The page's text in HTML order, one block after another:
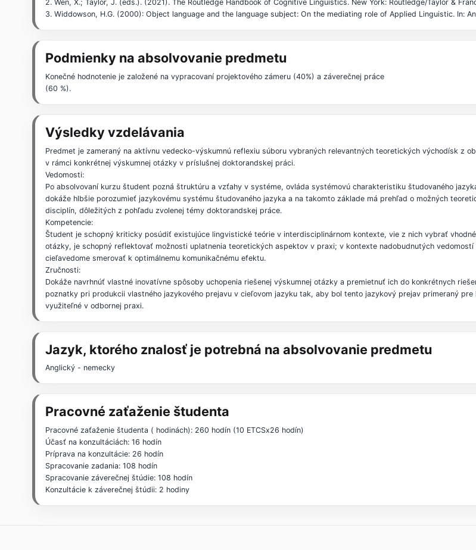
2. Wen, X.; Taylor, J. (eds.). (2021). The Routledge Handbook of Cognitive Linguistics. New York: Routledge/Taylor &
3. Widdowson, H.G. (2000): Object language and the language subject: On the mediating role of Applied Linguistic. In:
Podmienky na absolvovanie predmetu
Konečné hodnotenie je založené na vypracovaní projektového zámeru (40%) a záverečnej práce
(60 %).
Výsledky vzdelávania
Predmet je zameraný na aktívnu vedecko-výskumnú reflexiu súboru vybraných relevantných teoretických východísk z
v rámci konkrétnej výskumnej otázky v príslušnej doktorandskej práci.
Vedomosti:
Po absolvovaní kurzu študent pozná štruktúru a vzťahy v systéme, ovláda systémovú charakteristiku študovaného
dokáže hlbšie porozumieť jazykovému systému študovaného jazyka a na takomto základe má prehľad o možných
disciplín, dôležitých z pohľadu zvolenej témy doktorandskej práce.
Kompetencie:
Študent je schopný kriticky posúdiť existujúce lingvistické teórie v interdisciplinárnom kontexte, vie z nich vybrať
otázky, je schopný reflektovať možnosti uplatnenia teoretických aspektov v praxi; v kontexte nadobudnutých
cieľavedome smerovať k optimálnemu komunikačnému efektu.
Zručnosti:
Dokáže navrhnúť vlastné inovatívne spôsoby uchopenia riešenej výskumnej otázky a premietnuť ich do konkrétnych
poznatky pri produkcii vlastného jazykového prejavu v cieľovom jazyku tak, aby bol tento jazykový prejav primeraný
využiteľné v odbornej praxi.
Jazyk, ktorého znalosť je potrebná na absolvovanie predmetu
Anglický - nemecky
Pracovné zaťaženie študenta
Pracovné zaťaženie študenta ( hodinách): 260 hodín (10 ETCSx26 hodín)
Účasť na konzultáciách: 16 hodín
Príprava na konzultácie: 26 hodín
Spracovanie zadania: 108 hodín
Spracovanie záverečnej štúdie: 108 hodín
Konzultácie k záverečnej štúdii: 2 hodiny